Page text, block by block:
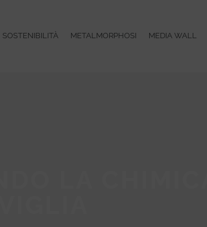
SOSTENIBILITÀ METALMORPHOSI MEDIA WALL